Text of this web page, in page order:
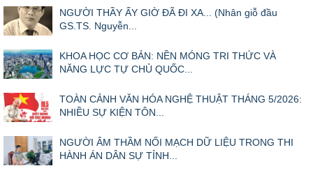
NGƯỜI THẦY ẤY GIỜ ĐÃ ĐI XA... (Nhân giỗ đầu
GS.TS. Nguyễn...
KHOA HỌC CƠ BẢN: NỀN MÓNG TRI THỨC VÀ
NĂNG LỰC TỰ CHỦ QUỐC...
TOÀN CẢNH VĂN HÓA NGHỆ THUẬT THÁNG 5/2026:
NHIỀU SỰ KIỆN TÔN...
NGƯỜI ÂM THẦM NỐI MẠCH DỮ LIỆU TRONG THI
HÀNH ÁN DÂN SỰ TỈNH...